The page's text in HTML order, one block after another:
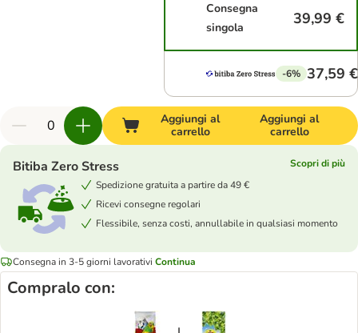
Consegna
singola
39,99 €
-6% 37,59 €
Aggiungi al
carrello
Aggiungi al
carrello
Bitiba Zero Stress
Scopri di più
Spedizione gratuita a partire da 49 €
Ricevi consegne regolari
Flessibile, senza costi, annullabile in qualsiasi momento
Consegna in 3-5 giorni lavorativi Continua
Compralo con: